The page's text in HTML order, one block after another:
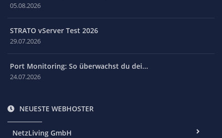
05.08.2026
STRATO vServer Test 2026
29.07.2026
Port Monitoring: So überwachst du dei...
24.07.2026
NEUESTE WEBHOSTER
NetzLiving GmbH